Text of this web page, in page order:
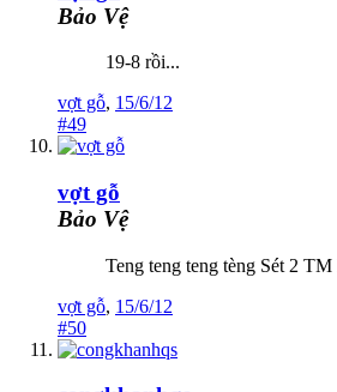
Bảo Vệ
19-8 rồi...
vợt gỗ, 15/6/12
#49
vợt gỗ
Bảo Vệ
Teng teng teng tèng Sét 2
vợt gỗ, 15/6/12
#50